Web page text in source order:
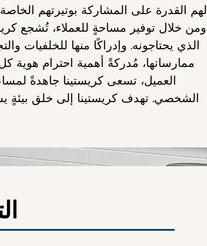
لهم القدرة على المشاركة بوتيرتهم
ومن خلال توفير مساحةٍ للعملاء، تُشجع
الذي يحتاجونه. وإدراكًا منها للخلفيات
ممارساتها، مُدركةً أهمية احترام هوية
العميل، تسعى كريستينا جاهدةً
الشخصي. تهدف كريستينا إلى خلق بيئةٍ